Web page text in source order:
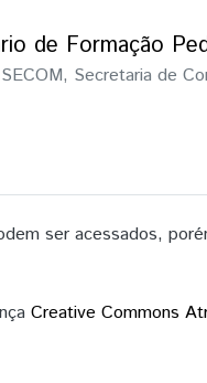
de Formação
SECOM, Secretaria de
ser acessados,
Creative Commons